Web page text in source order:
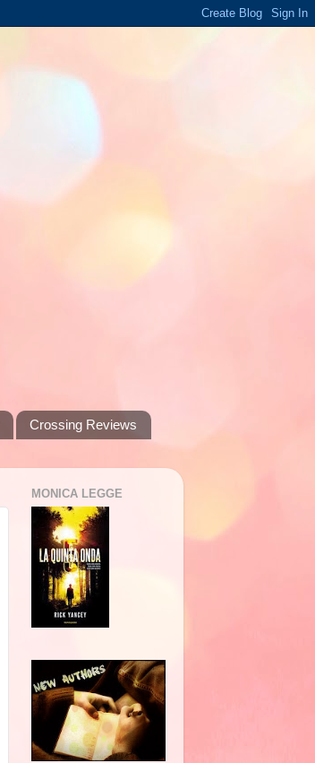
Crossing Reviews
MONICA LEGGE